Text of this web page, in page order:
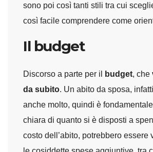
sono poi così tanti stili tra cui
così facile comprendere come
Il budget
Discorso a parte per il budget, che
da subito. Un abito da sposa,
anche molto, quindi è
chiara di quanto si è disposti a
costo dell’abito, potrebbero essere